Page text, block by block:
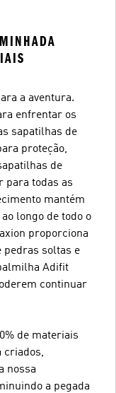
a aventura.
enfrentar os
sapatilhas de
proteção,
de
para todas as
mantém
longo de todo o
proporciona
pedras soltas e
Adifit
continuar
de materiais
criados,
nossa
a pegada